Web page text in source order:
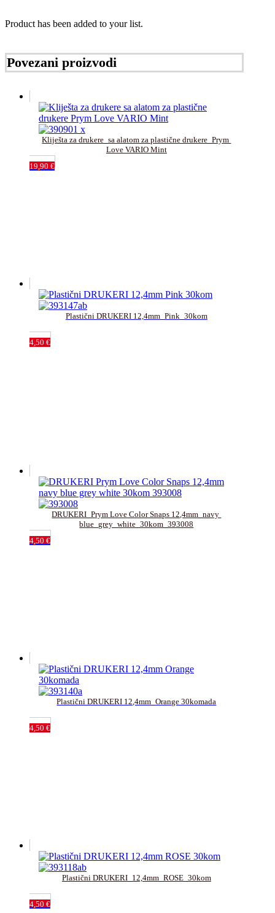
Product has been added to your list.
Povezani proizvodi
Kliješta za drukere_sa alatom za plastične drukere_Prym
Love VARIO Mint
19,90 €
Plastični DRUKERI 12,4mm_Pink_30kom
4,50 €
DRUKERI_Prym Love Color Snaps 12,4mm_navy
blue_grey_white_30kom_393008
4,50 €
Plastični DRUKERI 12,4mm_Orange 30komada
4,50 €
Plastični DRUKERI_12,4mm_ROSE_30kom
4,50 €